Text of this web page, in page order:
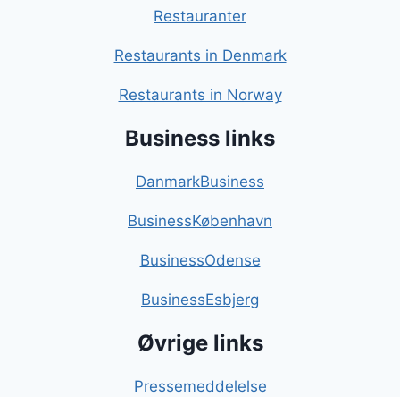
Restauranter
Restaurants in Denmark
Restaurants in Norway
Business links
DanmarkBusiness
BusinessKøbenhavn
BusinessOdense
BusinessEsbjerg
Øvrige links
Pressemeddelelse